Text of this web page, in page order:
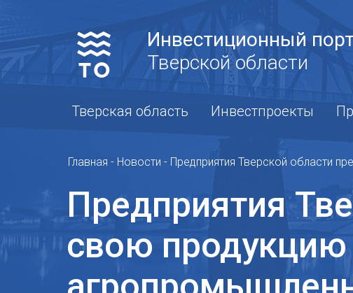
Инвестиционный
Тверской области
Тверская область Инвестпроекты
Главная - Новости - Предприятия Тверской области
Предприятия
свою продукцию